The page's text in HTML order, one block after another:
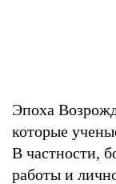
Эпоха
которые
В частности,
работы и